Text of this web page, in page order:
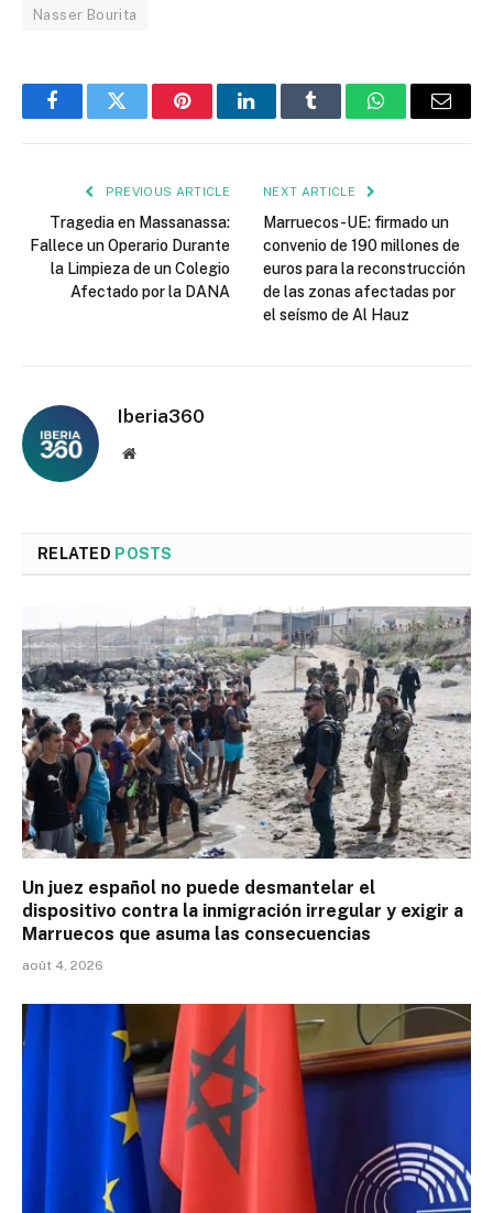
Nasser Bourita
FacebookTwitter PinterestLinkedInTumblr WhatsAppEmail
PREVIOUS ARTICLE
Tragedia en Massanassa:
Fallece un Operario Durante
la Limpieza de un Colegio
Afectado por la DANA
NEXT ARTICLE
Marruecos-UE: firmado un
convenio de 190 millones de
euros para la reconstrucción
de las zonas afectadas por
el seísmo de Al Hauz
Iberia360
Website
RELATED POSTS
Un juez español no puede desmantelar el
dispositivo contra la inmigración irregular y exigir a
Marruecos que asuma las consecuencias
août 4, 2026